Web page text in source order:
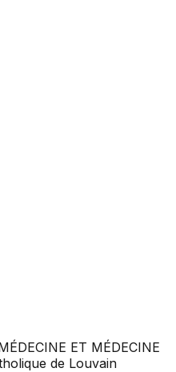
ET MÉDECINE
de Louvain